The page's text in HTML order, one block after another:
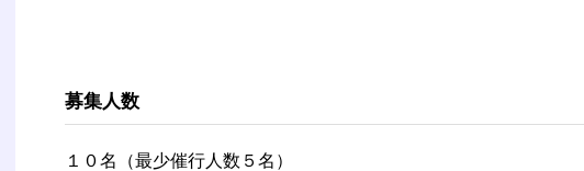
募集人数
１０名（最少催行人数５名）